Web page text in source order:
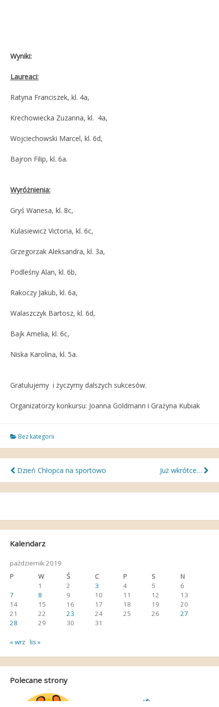
Wyniki:
Laureaci:
Ratyna Franciszek, kl. 4a,
Krechowiecka Zuzanna, kl. 4a,
Wojciechowski Marcel, kl. 6d,
Bajron Filip, kl. 6a.
Wyróżnienia:
Gryś Wanesa, kl. 8c,
Kulasiewicz Victoria, kl. 6c,
Grzegorzak Aleksandra, kl. 3a,
Podleśny Alan, kl. 6b,
Rakoczy Jakub, kl. 6a,
Walaszczyk Bartosz, kl. 6d,
Bajk Amelia, kl. 6c,
Niska Karolina, kl. 5a.
Gratulujemy i życzymy dalszych sukcesów.
Organizatorzy konkursu: Joanna Goldmann i Grażyna Kubiak
Bez kategorii
Nawigacja
wpisu
Dzień Chłopca na sportowo Już wkrótce…
Kalendarz
październik 2019
P
W Ś C P S
N
1
2 3 4 5
6
7
8 9 10 11 12
13
14
15 16 17 18 19
20
21
22 23 24 25 26
27
28
29 30 31
« wrz lis »
Polecane strony